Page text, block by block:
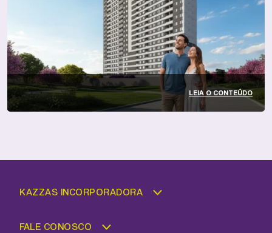
LEIA O CONTEÚDO
KAZZAS INCORPORADORA
FALE CONOSCO